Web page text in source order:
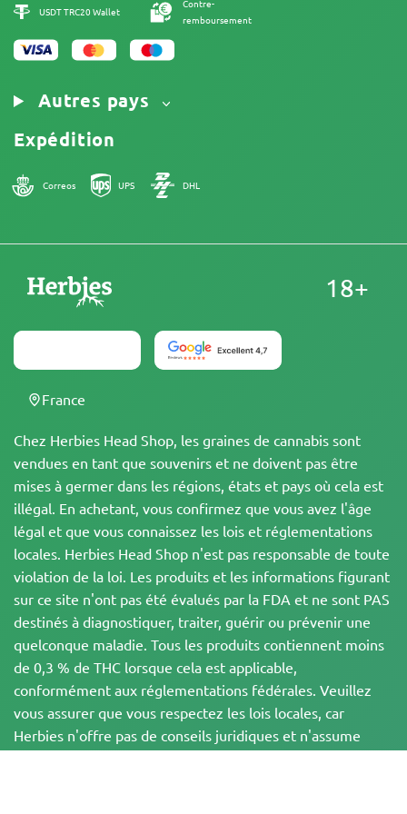
USDT TRC20 Wallet
Contre-
remboursement
Autres pays
Expédition
Correos UPS DHL
Chez Herbies Head Shop, les graines de cannabis sont
vendues en tant que souvenirs et ne doivent pas être
mises à germer dans les régions, états et pays où cela est
illégal. En achetant, vous confirmez que vous avez l'âge
légal et que vous connaissez les lois et réglementations
locales. Herbies Head Shop n'est pas responsable de toute
violation de la loi. Les produits et les informations figurant
sur ce site n'ont pas été évalués par la FDA et ne sont PAS
destinés à diagnostiquer, traiter, guérir ou prévenir une
quelconque maladie. Tous les produits contiennent moins
de 0,3 % de THC lorsque cela est applicable,
conformément aux réglementations fédérales. Veuillez
vous assurer que vous respectez les lois locales, car
Herbies n'offre pas de conseils juridiques et n'assume
18+
France